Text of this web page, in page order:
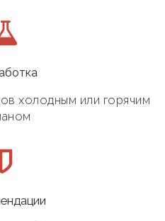
холодным или горячим